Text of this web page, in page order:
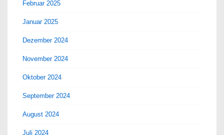
Februar 2025
Januar 2025
Dezember 2024
November 2024
Oktober 2024
September 2024
August 2024
Juli 2024